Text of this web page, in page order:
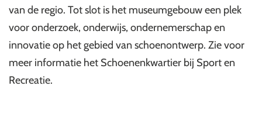
van de regio. Tot slot is het museumgebouw een plek
voor onderzoek, onderwijs, ondernemerschap en
innovatie op het gebied van schoenontwerp. Zie voor
meer informatie het Schoenenkwartier bij Sport en
Recreatie.